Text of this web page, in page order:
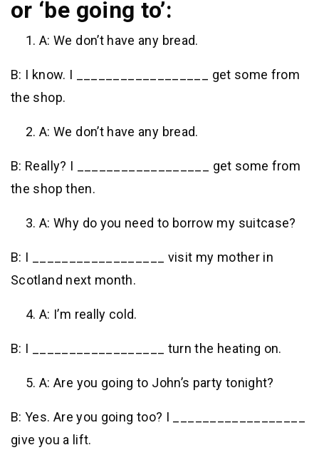
or ‘be going to’:
A: We don’t have any bread.
B: I know. I __________________ get some from
the shop.
A: We don’t have any bread.
B: Really? I __________________ get some from
the shop then.
A: Why do you need to borrow my suitcase?
B: I __________________ visit my mother in
Scotland next month.
A: I’m really cold.
B: I __________________ turn the heating on.
A: Are you going to John’s party tonight?
B: Yes. Are you going too? I __________________
give you a lift.